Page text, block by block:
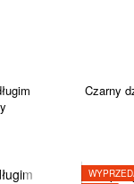
Czarny